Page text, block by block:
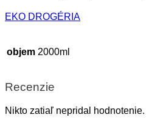
EKO DROGÉRIA
objem 2000ml
Recenzie
Nikto zatiaľ nepridal hodnotenie.